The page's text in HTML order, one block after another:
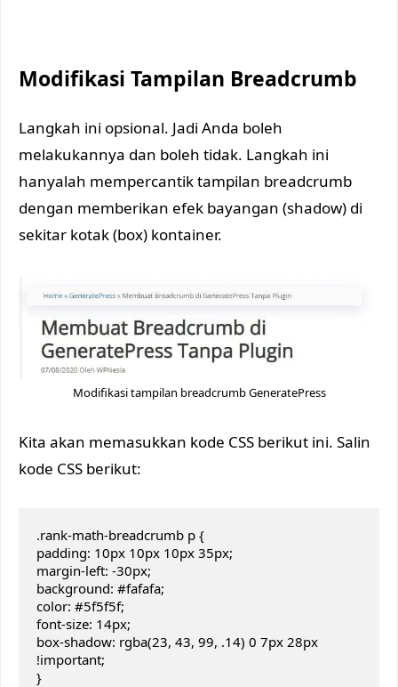
Modifikasi Tampilan Breadcrumb
Langkah ini opsional. Jadi Anda boleh
melakukannya dan boleh tidak. Langkah ini
hanyalah mempercantik tampilan breadcrumb
dengan memberikan efek bayangan (shadow) di
sekitar kotak (box) kontainer.
Modifikasi tampilan breadcrumb GeneratePress
Kita akan memasukkan kode CSS berikut ini. Salin
kode CSS berikut:
.rank-math-breadcrumb p {
padding: 10px 10px 10px 35px;
margin-left: -30px;
background: #fafafa;
color: #5f5f5f;
font-size: 14px;
box-shadow: rgba(23, 43, 99, .14) 0 7px 28px
!important;
}